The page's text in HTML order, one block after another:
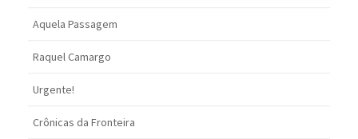
Aquela Passagem
Raquel Camargo
Urgente!
Crônicas da Fronteira